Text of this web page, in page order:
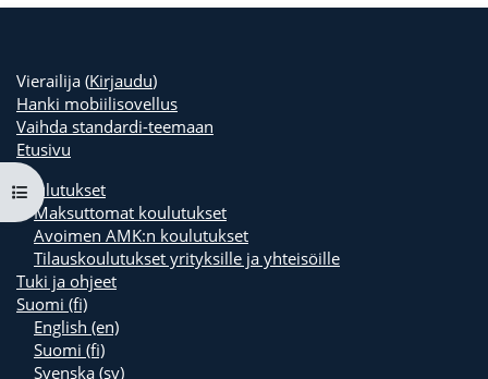
Avaa kurssisisältö
Vierailija (Kirjaudu)
Hanki mobiilisovellus
Vaihda standardi-teemaan
Etusivu
Koulutukset
Maksuttomat koulutukset
Avoimen AMK:n koulutukset
Tilauskoulutukset yrityksille ja yhteisöille
Tuki ja ohjeet
Suomi ‎(fi)‎
English ‎(en)‎
Suomi ‎(fi)‎
Svenska ‎(sv)‎